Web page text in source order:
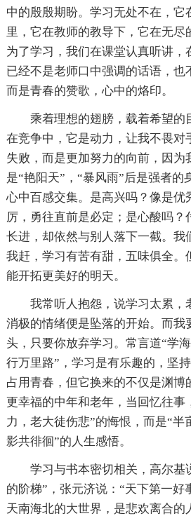
中的殷殷期盼。学习无处不在，它
里，它在教师的教导下，它在无尽
为了学习，我们在课堂认真听讲，
已经不是老师口中强调的话语，也
而是青春的赞歌，心中的烙印。
乘着理想的翅膀，载着希望的
在竞争中，它是动力，让我不畏对
失败，而是更加努力的向前，因为
是“艳阳天”，“暴风雨”后是强者的
心中百感交集。是高兴吗？像是优
厉，勇往直前是必定；是心酸吗？
长进，却依然与别人落下一截。我
我赶，学习有苦有甜，五味俱全。
能开拓更美好的明天。
我常听人抱怨，说学习太累，
消极的情绪便是坠落的开始。而我
头，只要你放弃学习。常言道“学
行万里路”，学习是有乐趣的，坚
占用青春，但它换来的不仅是渊博
更幸福的中年和老年，当回忆往事
力，老大徒伤悲”的悔恨，而是“半
影共徘徊”的人生感悟。
学习与书本密切相关，高尔基
的阶梯”，张元济说：“天下第一好
天南海北的大世界，是悲欢离合的